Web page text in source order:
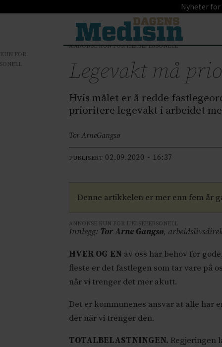
Nyheter
ANNONSE KUN FOR HELSEPERSONELL
Legevakt må
Hvis målet er å redde
prioritere legevakt i arbeidet
Tor ArneGangsø
PUBLISERT 02.09.2020 - 16:37
Denne artikkelen er mer enn fem år
ANNONSE KUN FOR HELSEPERSONELL
Innlegg: Tor Arne Gangsø,
HVER OG EN av oss har behov for
fleste er det fastlegen som tar vare på
når vi trenger det mer akutt.
Det er kommunenes ansvar at alle har
der når vi trenger den.
TOTALBELASTNINGEN. Regjeringen
FOR